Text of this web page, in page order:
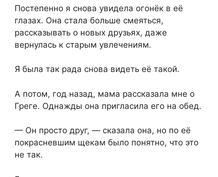
Постепенно я снова увидела огонёк в её
глазах. Она стала больше смеяться,
рассказывать о новых друзьях, даже
вернулась к старым увлечениям.
Я была так рада снова видеть её такой.
А потом, год назад, мама рассказала мне о
Греге. Однажды она пригласила его на обед.
— Он просто друг, — сказала она, но по её
покрасневшим щекам было понятно, что это
не так.